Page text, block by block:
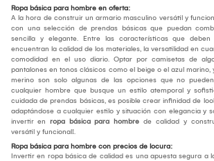
Ropa básica para hombre en oferta:
A la hora de construir un armario masculino versátil y
con una selección de prendas básicas que puedan
sencilla y elegante. Entre las características que
encuentran la calidad de los materiales, la versatilidad en
comodidad en el uso diario. Optar por camisetas de
pantalones en tonos clásicos como el beige o el azul marino,
merino son solo algunas de las opciones que no
cualquier hombre que busque un estilo atemporal y
cuidada de prendas básicas, es posible crear infinidad de
adaptándose a cualquier estilo y situación con elegancia y
invertir en ropa básica para hombre de calidad y
versátil y funcional!.
Ropa básica para hombre con precios de locura:
Invertir en ropa básica de calidad es una apuesta segura a